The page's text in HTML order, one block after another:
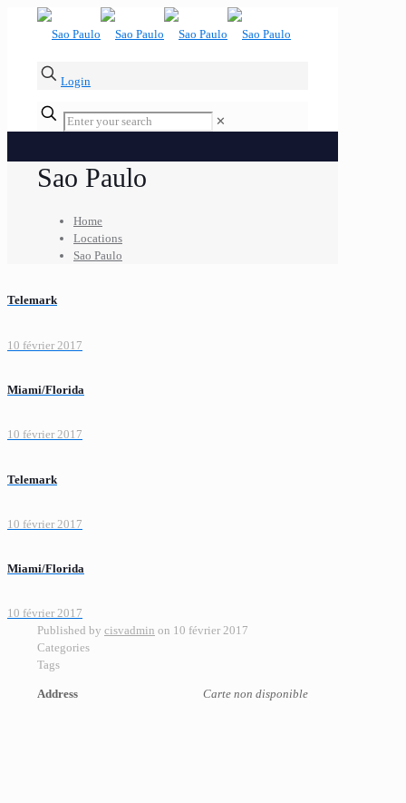
Login
✕
Sao Paulo
Home
Locations
Sao Paulo
Telemark
10 février 2017
Miami/Florida
10 février 2017
Telemark
10 février 2017
Miami/Florida
10 février 2017
Published by cisvadmin on 10 février 2017
Categories
Tags
Carte non disponible
Address